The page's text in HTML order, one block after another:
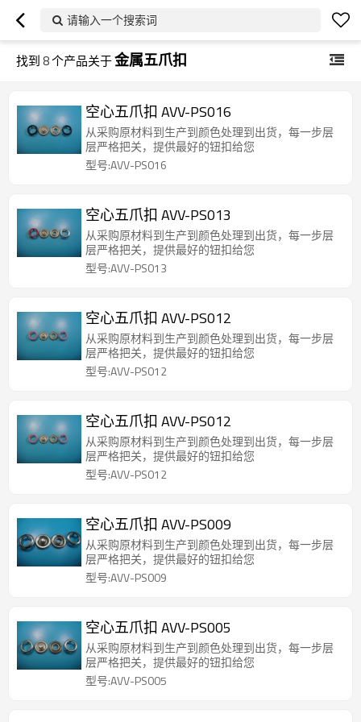
请输入一个搜索词
找到8个产品关于金属五爪扣
空心五爪扣 AVV-PS016
从采购原材料到生产到颜色处理到出货，每一步层
层严格把关，提供最好的钮扣给您
型号:AVV-PS016
空心五爪扣 AVV-PS013
从采购原材料到生产到颜色处理到出货，每一步层
层严格把关，提供最好的钮扣给您
型号:AVV-PS013
空心五爪扣 AVV-PS012
从采购原材料到生产到颜色处理到出货，每一步层
层严格把关，提供最好的钮扣给您
型号:AVV-PS012
空心五爪扣 AVV-PS012
从采购原材料到生产到颜色处理到出货，每一步层
层严格把关，提供最好的钮扣给您
型号:AVV-PS012
空心五爪扣 AVV-PS009
从采购原材料到生产到颜色处理到出货，每一步层
层严格把关，提供最好的钮扣给您
型号:AVV-PS009
空心五爪扣 AVV-PS005
从采购原材料到生产到颜色处理到出货，每一步层
层严格把关，提供最好的钮扣给您
型号:AVV-PS005